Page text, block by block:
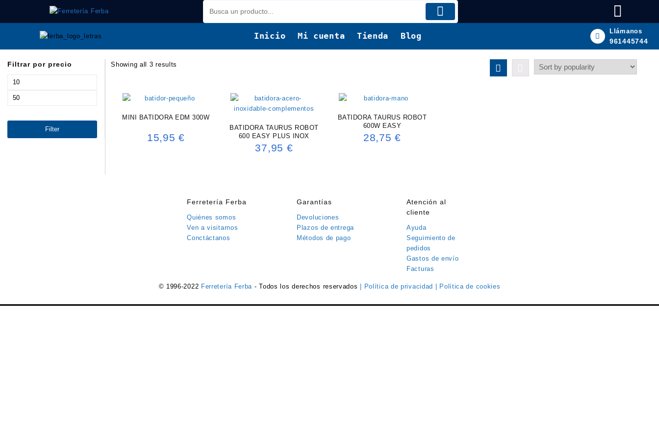
contenido
Inicio Mi cuenta Tienda Blog Llámanos
961445744
Filtrar por precio
Min
Max
Filter
Showing all 3 results
MINI BATIDORA EDM 300W
15,95€
BATIDORA TAURUS ROBOT
600 EASY PLUS INOX
37,95 €
BATIDORA TAURUS ROBOT
600W EASY
28,75€
Ferretería Ferba
Quiénes somos
Ven a visitarnos
Conctáctanos
Garantías
Devoluciones
Plazos de entrega
Métodos de pago
Atención al
cliente
Ayuda
Seguimiento de
pedidos
Gastos de envío
Facturas
© 1996-2022 Ferretería Ferba - Todos los derechos reservados | Política de privacidad | Política de cookies